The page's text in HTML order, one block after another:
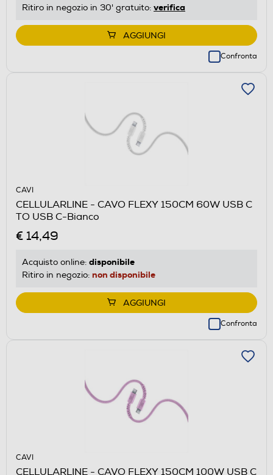
Ritiro in negozio in 30' gratuito: verifica
AGGIUNGI
Confronta
CAVI
CELLULARLINE - CAVO FLEXY 150CM 60W USB C
TO USB C-Bianco
€ 14,49
Acquisto online: disponibile
Ritiro in negozio: non disponibile
AGGIUNGI
Confronta
CAVI
CELLULARLINE - CAVO FLEXY 150CM 100W USB C